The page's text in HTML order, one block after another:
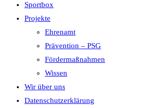
Sportbox
Projekte
Ehrenamt
Prävention – PSG
Fördermaßnahmen
Wissen
Wir über uns
Datenschutzerklärung